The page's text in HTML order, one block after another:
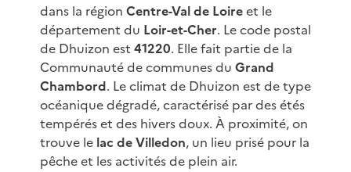
dans la région Centre-Val de Loireet le
département du Loir-et-Cher. Le code postal
de Dhuizon est 41220. Elle fait partie de la
Communauté de communes du Grand
Chambord. Le climat de Dhuizon est de type
océanique dégradé, caractérisé par des étés
tempérés et des hivers doux. À proximité, on
trouve le lac de Villedon, un lieu prisé pour la
pêche et les activités de plein air.